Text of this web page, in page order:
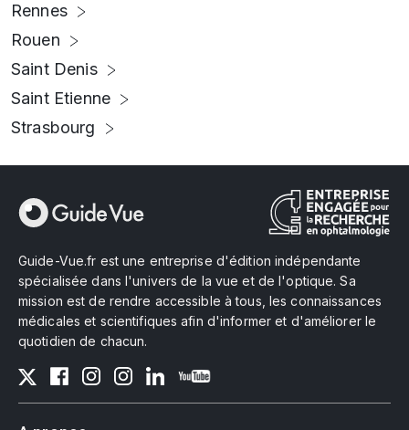
Rennes
Rouen
Saint Denis
Saint Etienne
Strasbourg
Guide-Vue.fr est une entreprise d'édition indépendante
spécialisée dans l'univers de la vue et de l'optique. Sa
mission est de rendre accessible à tous, les connaissances
médicales et scientifiques afin d'informer et d'améliorer le
quotidien de chacun.